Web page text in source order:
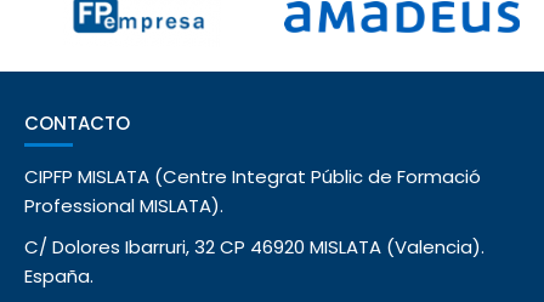
CONTACTO
CIPFP MISLATA (Centre Integrat Públic de Formació
Professional MISLATA).
C/ Dolores Ibarruri, 32 CP 46920 MISLATA (Valencia).
España.